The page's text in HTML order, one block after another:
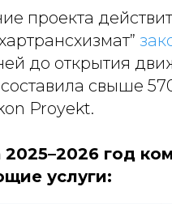
проекта
до открытия
свыше
Proyekt.
2025–2026 год
услуги: